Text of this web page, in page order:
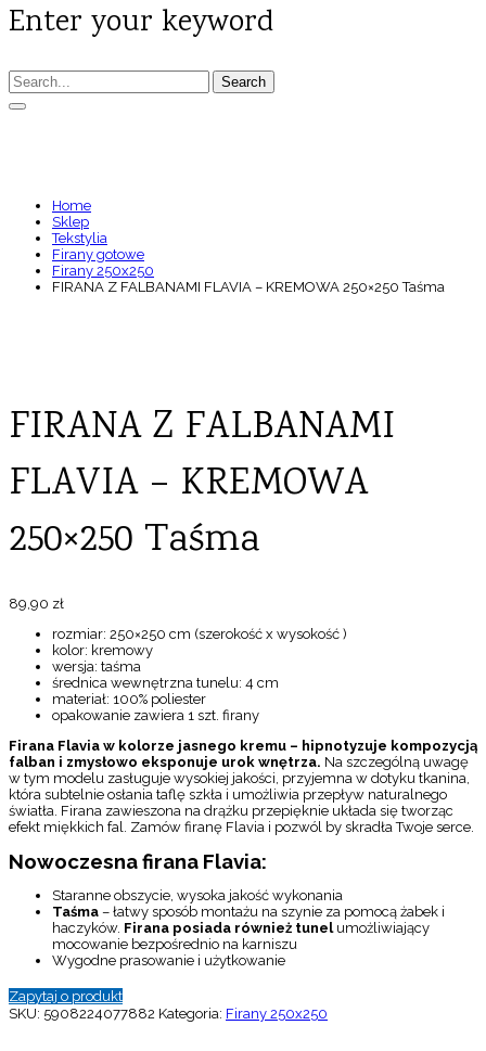
Enter your keyword
Search
Home
Sklep
Tekstylia
Firany gotowe
Firany 250x250
FIRANA Z FALBANAMI FLAVIA – KREMOWA 250×250 Taśma
FIRANA Z FALBANAMI
FLAVIA – KREMOWA
250×250 Taśma
89,90 zł
rozmiar: 250×250 cm (szerokość x wysokość )
kolor: kremowy
wersja: taśma
średnica wewnętrzna tunelu: 4 cm
materiał: 100% poliester
opakowanie zawiera 1 szt. firany
Firana Flavia w kolorze jasnego kremu – hipnotyzuje kompozycją
falban i zmysłowo eksponuje urok wnętrza. Na szczególną uwagę
w tym modelu zasługuje wysokiej jakości, przyjemna w dotyku tkanina,
która subtelnie osłania taflę szkła i umożliwia przepływ naturalnego
światła. Firana zawieszona na drążku przepięknie układa się tworząc
efekt miękkich fal. Zamów firanę Flavia i pozwól by skradła Twoje serce.
Nowoczesna firana Flavia:
Staranne obszycie, wysoka jakość wykonania
Taśma – łatwy sposób montażu na szynie za pomocą żabek i
haczyków. Firana posiada również tunelumożliwiający
mocowanie bezpośrednio na karniszu
Wygodne prasowanie i użytkowanie
Zapytaj o produkt
SKU: 5908224077882 Kategoria: Firany 250x250